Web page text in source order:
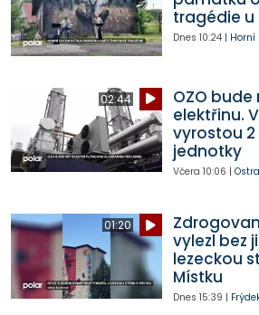
tragédie u
Dnes 10:24| Horní
02:44
OZO
elektřinu.
vyrostou
jednotky
Včera 10:06 |
01:20
vylezl bez
lezeckou
Místku
Dnes 15:39 |